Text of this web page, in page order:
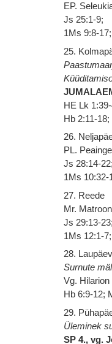
EP.
Js 25:1-9;
1Ms 9:8-
25.
HE Lk
Hb 2:11-
26.
PL.
Js 28:14-22;
1Ms 10:32-
27. Reede
Mr.
Js 29:13-23;
1Ms 12:1-
28. Laupäev
Surnute
Vg.
Hb 6:9-12;
29.
Üleminek
SP 4., vg.